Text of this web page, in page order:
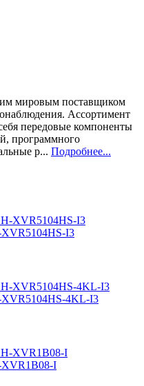
мировым поставщиком
Ассортимент
передовые компоненты
программного
р... Подробнее...
XVR5104HS-I3
XVR5104HS-4KL-I3
XVR1B08-I